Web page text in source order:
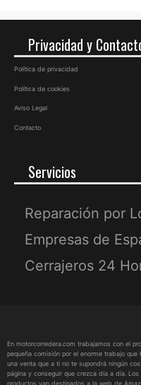
Privacidad y
Política de privacidad
Política de cookies
Aviso Legal
Contacto
Servicios
Reparación por
Empresas de
Cerrajeros 24
En motorcorredera.com trabajamos con el
pequeña comisión por el enorme trabajo
una venta que a ti no te supondrá ningún
página y conseguir que crezca día a día.